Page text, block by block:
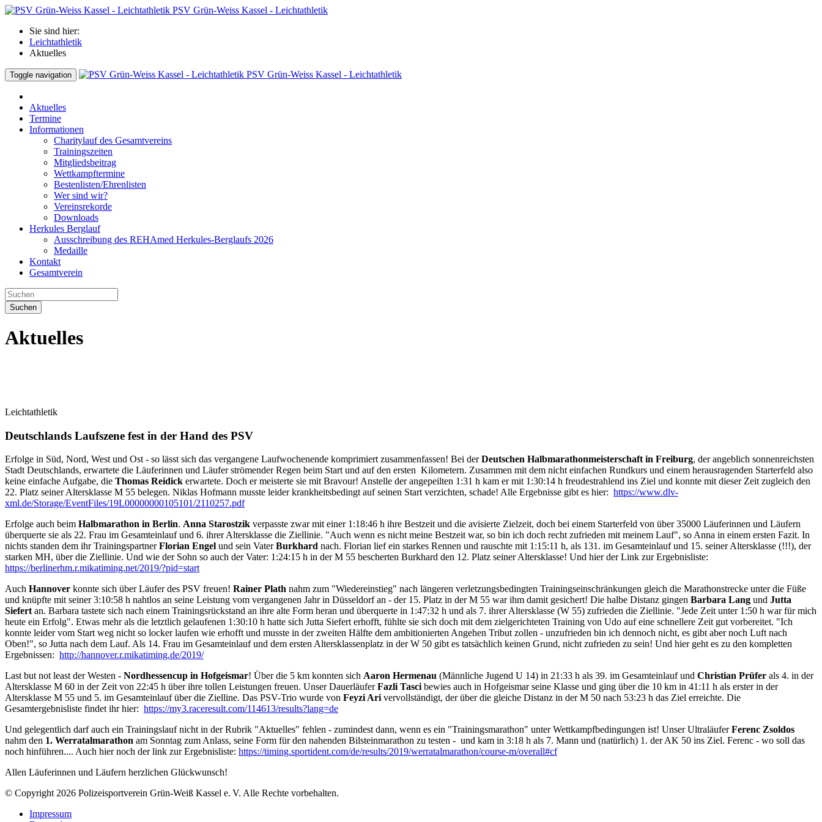
PSV Grün-Weiss Kassel - Leichtathletik
Sie sind hier:
Leichtathletik
Aktuelles
Toggle navigation PSV Grün-Weiss Kassel - Leichtathletik
Aktuelles
Termine
Informationen
Charitylauf des Gesamtvereins
Trainingszeiten
Mitgliedsbeitrag
Wettkampftermine
Bestenlisten/Ehrenlisten
Wer sind wir?
Vereinsrekorde
Downloads
Herkules Berglauf
Ausschreibung des REHAmed Herkules-Berglaufs 2026
Medaille
Kontakt
Gesamtverein
Suchen
Aktuelles
Leichtathletik
Deutschlands Laufszene fest in der Hand des PSV
Erfolge in Süd, Nord, West und Ost - so lässt sich das vergangene Laufwochenende komprimiert zusammenfassen! Bei derDeutschen Halbmarathonmeisterschaft in Freiburg, der angeblich sonnenreichsten
Stadt Deutschlands, erwartete die Läuferinnen und Läufer strömender Regen beim Start und auf den ersten Kilometern. Zusammen mit dem nicht einfachen Rundkurs und einem herausragenden Starterfeld also
keine einfache Aufgabe, die Thomas Reidick erwartete. Doch er meisterte sie mit Bravour! Anstelle der angepeilten 1:31 h kam er mit 1:30:14 h freudestrahlend ins Ziel und konnte mit dieser Zeit zugleich den
22. Platz seiner Altersklasse M 55 belegen. Niklas Hofmann musste leider krankheitsbedingt auf seinen Start verzichten, schade! Alle Ergebnisse gibt es hier: https://www.dlv-
xml.de/Storage/EventFiles/19L00000000105101/2110257.pdf
Erfolge auch beim Halbmarathon in Berlin. Anna Starostzik verpasste zwar mit einer 1:18:46 h ihre Bestzeit und die avisierte Zielzeit, doch bei einem Starterfeld von über 35000 Läuferinnen und Läufern
überquerte sie als 22. Frau im Gesamteinlauf und 6. ihrer Altersklasse die Ziellinie. "Auch wenn es nicht meine Bestzeit war, so bin ich doch recht zufrieden mit meinem Lauf", so Anna in einem ersten Fazit. In
nichts standen dem ihr TrainingspartnerFlorian Engel und sein VaterBurkhard nach. Florian lief ein starkes Rennen und rauschte mit 1:15:11 h, als 131. im Gesamteinlauf und 15. seiner Altersklasse (!!!), der
starken MH, über die Ziellinie. Und wie der Sohn so auch der Vater: 1:24:15 h in der M 55 bescherten Burkhard den 12. Platz seiner Altersklasse! Und hier der Link zur Ergebnisliste:
https://berlinerhm.r.mikatiming.net/2019/?pid=start
Auch Hannover konnte sich über Läufer des PSV freuen! Rainer Plath nahm zum "Wiedereinstieg" nach längeren verletzungsbedingten Trainingseinschränkungen gleich die Marathonstrecke unter die Füße
und knüpfte mit seiner 3:10:58 h nahtlos an seine Leistung vom vergangenen Jahr in Düsseldorf an - der 15. Platz in der M 55 war ihm damit gesichert! Die halbe Distanz gingen Barbara Lang und Jutta
Siefert an. Barbara tastete sich nach einem Trainingsrückstand an ihre alte Form heran und überquerte in 1:47:32 h und als 7. ihrer Altersklasse (W 55) zufrieden die Ziellinie. "Jede Zeit unter 1:50 h war für mich
heute ein Erfolg". Etwas mehr als die letztlich gelaufenen 1:30:10 h hatte sich Jutta Siefert erhofft, fühlte sie sich doch mit dem zielgerichteten Training von Udo auf eine schnellere Zeit gut vorbereitet. "Ich
konnte leider vom Start weg nicht so locker laufen wie erhofft und musste in der zweiten Hälfte dem ambitionierten Angehen Tribut zollen - unzufrieden bin ich dennoch nicht, es gibt aber noch Luft nach
Oben!", so Jutta nach dem Lauf. Als 14. Frau im Gesamteinlauf und dem ersten Altersklassenplatz in der W 50 gibt es tatsächlich keinen Grund, nicht zufrieden zu sein! Und hier geht es zu den kompletten
Ergebnissen: http://hannover.r.mikatiming.de/2019/
Last but not least der Westen - Nordhessencup in Hofgeismar! Über die 5 km konnten sich Aaron Hermenau (Männliche Jugend U 14) in 21:33 h als 39. im Gesamteinlauf und Christian Prüfer als 4. in der
Altersklasse M 60 in der Zeit von 22:45 h über ihre tollen Leistungen freuen. Unser DauerläuferFazli Tasci bewies auch in Hofgeismar seine Klasse und ging über die 10 km in 41:11 h als erster in der
Altersklasse M 55 und 5. im Gesamteinlauf über die Zielline. Das PSV-Trio wurde von Feyzi Ari vervollständigt, der über die gleiche Distanz in der M 50 nach 53:23 h das Ziel erreichte. Die
Gesamtergebnisliste findet ihr hier: https://my3.raceresult.com/114613/results?lang=de
Und gelegentlich darf auch ein Trainingslauf nicht in der Rubrik "Aktuelles" fehlen - zumindest dann, wenn es ein "Trainingsmarathon" unter Wettkampfbedingungen ist! Unser UltraläuferFerenc Zsoldos
nahm den 1. Werratalmarathon am Sonntag zum Anlass, seine Form für den nahenden Bilsteinmarathon zu testen - und kam in 3:18 h als 7. Mann und (natürlich) 1. der AK 50 ins Ziel. Ferenc - wo soll das
noch hinführen.... Auch hier noch der link zur Ergebnisliste: https://timing.sportident.com/de/results/2019/werratalmarathon/course-m/overall#cf
Allen Läuferinnen und Läufern herzlichen Glückwunsch!
© Copyright 2026 Polizeisportverein Grün-Weiß Kassel e. V. Alle Rechte vorbehalten.
Impressum